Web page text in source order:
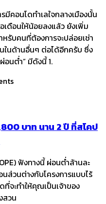
คอนโดทำเลใจกลางเมืองนั้น
เดือนให้น้อยลงแล้ว ยังเพิ่ม
รับคนที่ต้องการจะปล่อยเช่า
นในด้านอื่นๆ ต่อได้อีกครับ ซึ่ง
อนต่ำ” มีดังนี้ ​1.
บาท นาน 2 ปี ที่สโคป
ฟังทางนี้ ผ่อนต่ำล้านละ
ส่วนต่างกับโครงการแบบไร้
จะทำให้คุณเป็นเจ้าของ
สวน